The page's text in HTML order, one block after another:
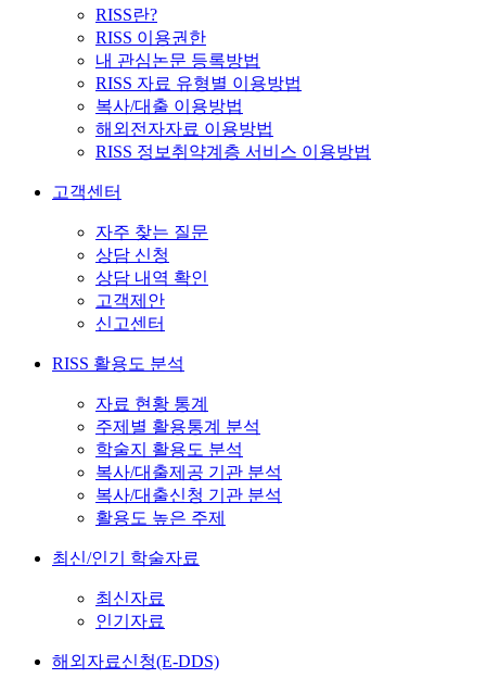
RISS란?
RISS 이용권한
내 관심논문 등록방법
RISS 자료 유형별 이용방법
복사/대출 이용방법
해외전자자료 이용방법
RISS 정보취약계층 서비스 이용방법
고객센터
자주 찾는 질문
상담 신청
상담 내역 확인
고객제안
신고센터
RISS 활용도 분석
자료 현황 통계
주제별 활용통계 분석
학술지 활용도 분석
복사/대출제공 기관 분석
복사/대출신청 기관 분석
활용도 높은 주제
최신/인기 학술자료
최신자료
인기자료
해외자료신청(E-DDS)